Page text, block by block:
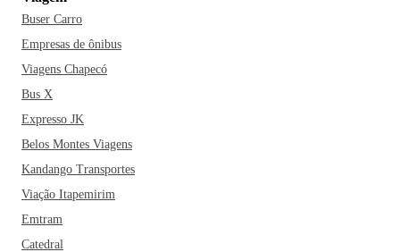
daqueles que não pode faltar no roteiro), o Museu do
Reggae e a Igreja da Sé. Não esqueça do protetor solar e da
câmera, pois o calor e as belas paisagens farão parte dessa
viagem.
tantas opções do que comer em São Luís, nem precisa se
preocupar, pois bons pratos não faltam no local. Os
restaurantes locais contam com culinárias como a Italiana,
Mexicana, Japonesa e, é claro, aquela local que só os
Ludovicenses fazem. E aí, o que acha de pegar um ônibus
Buser Carro
Empresas de ônibus
Viagens Chapecó
Bus X
Expresso JK
Belos Montes Viagens
Kandango Transportes
Viação Itapemirim
Emtram
Catedral